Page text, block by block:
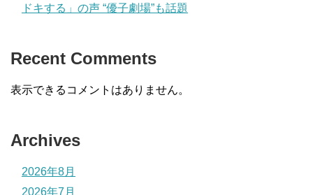
ドキする」の声 “優子劇場”も話題
Recent Comments
表示できるコメントはありません。
Archives
2026年8月
2026年7月